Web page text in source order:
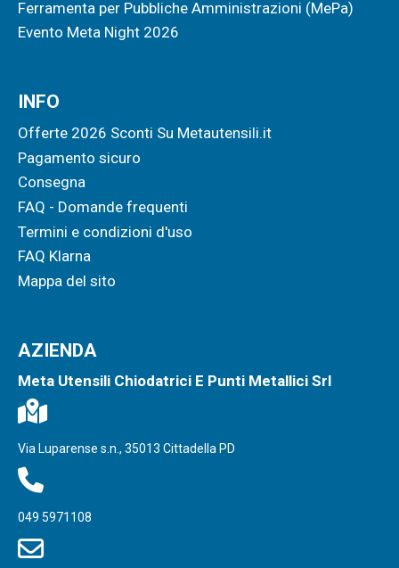
Ferramenta per Pubbliche Amministrazioni (MePa)
Evento Meta Night 2026
INFO
Offerte 2026 Sconti Su Metautensili.it
Pagamento sicuro
Consegna
FAQ - Domande frequenti
Termini e condizioni d'uso
FAQ Klarna
Mappa del sito
AZIENDA
Meta Utensili Chiodatrici E Punti Metallici Srl
Via Luparense s.n., 35013 Cittadella PD
049 5971108